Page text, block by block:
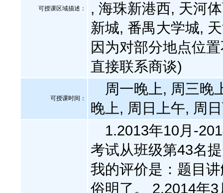
可授课区域描述：
, 海珠新港西, 天河
新城, 番禺大学城,
因为对部分地点位
直接联系商谈)
可授课时间：
周一晚上, 周三晚
晚上, 周日上午, 周
1.2013年10月-
考试从班级第43名
我的评价是：题目
俗明了。 2.2014年